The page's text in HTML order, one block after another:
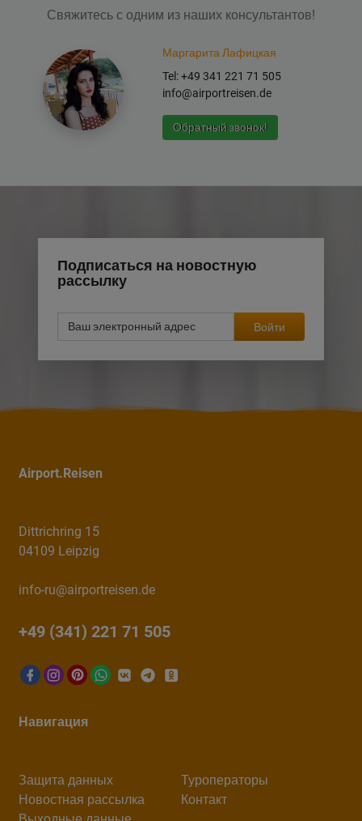
Свяжитесь с одним из наших консультантов!
Маргарита Лафицкая
Tel: +49 341 221 71 505
info@airportreisen.de
Обратный звонок!
Подписаться на новостную
рассылку
Войти
Airport.Reisen
Dittrichring 15
04109 Leipzig
info-ru@airportreisen.de
+49 (341) 221 71 505
Навигация
Защита данных
Туроператоры
Новостная рассылка
Контакт